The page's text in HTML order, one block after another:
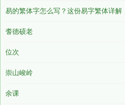
耆德硕老
位次
崇山峻岭
余课